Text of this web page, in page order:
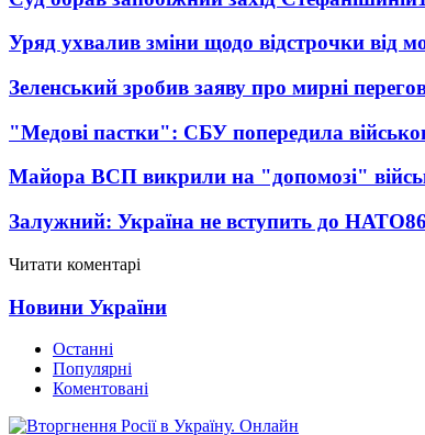
Уряд ухвалив зміни щодо відстрочки від
Зеленський зробив заяву про мирні
"Медові пастки": СБУ попередила
Майора ВСП викрили на "допомозі"
Залужний: Україна не вступить до НАТО
Читати коментарі
Новини України
Останні
Популярні
Коментовані